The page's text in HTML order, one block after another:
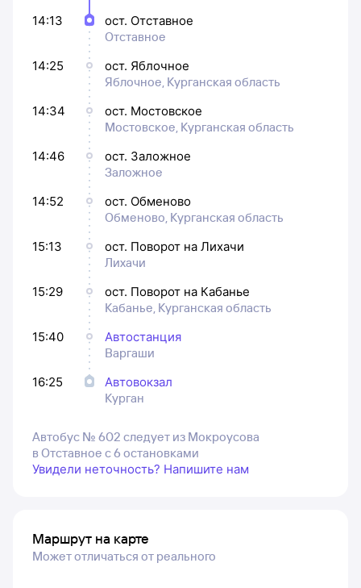
14:13
ост. Отставное
Отставное
14:25
ост. Яблочное
Яблочное, Курганская область
14:34
ост. Мостовское
Мостовское, Курганская область
14:46
ост. Заложное
Заложное
14:52
ост. Обменово
Обменово, Курганская область
15:13
ост. Поворот на Лихачи
Лихачи
15:29
ост. Поворот на Кабанье
Кабанье, Курганская область
15:40
Автостанция
Варгаши
16:25
Автовокзал
Курган
Автобус № 602 следует из Мокроусова
в Отставное с 6 остановками
Увидели неточность? Напишите нам
Маршрут на карте
Может отличаться от реального